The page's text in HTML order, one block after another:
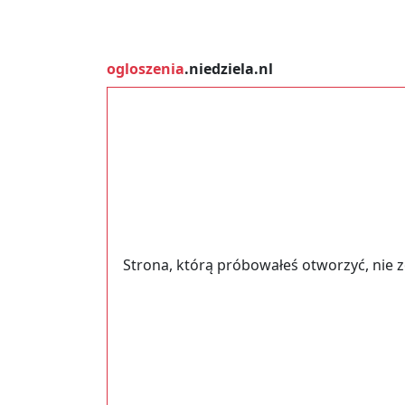
ogloszenia.niedziela.nl
Strona, którą próbowałeś otworzyć, nie